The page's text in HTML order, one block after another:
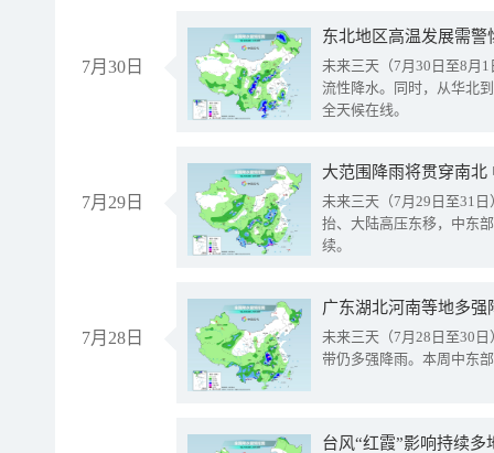
7月30日
东北地区高温发展需
未来三天（7月30日至8月
流性降水。同时，从华北
全天候在线。
7月29日
大范围降雨将贯穿南
未来三天（7月29日至31
抬、大陆高压东移，中东
续。
7月28日
广东湖北河南等地多
未来三天（7月28日至30
带仍多强降雨。本周中东
台风“红霞”影响持续